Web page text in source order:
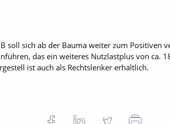
soll sich ab der Bauma weiter zum Positiven
das ein weiteres Nutzlastplus von ca.
ist auch als Rechtslenker erhältlich.